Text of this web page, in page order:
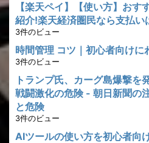
【楽天ペイ】【使い方】お
紹介!楽天経済圏民なら支払い
3件のビュー
時間管理 コツ｜初心者向けに
3件のビュー
トランプ氏、カーグ島爆撃を
戦闘激化の危険 - 朝日新聞の
と危険
3件のビュー
AIツールの使い方を初心者向